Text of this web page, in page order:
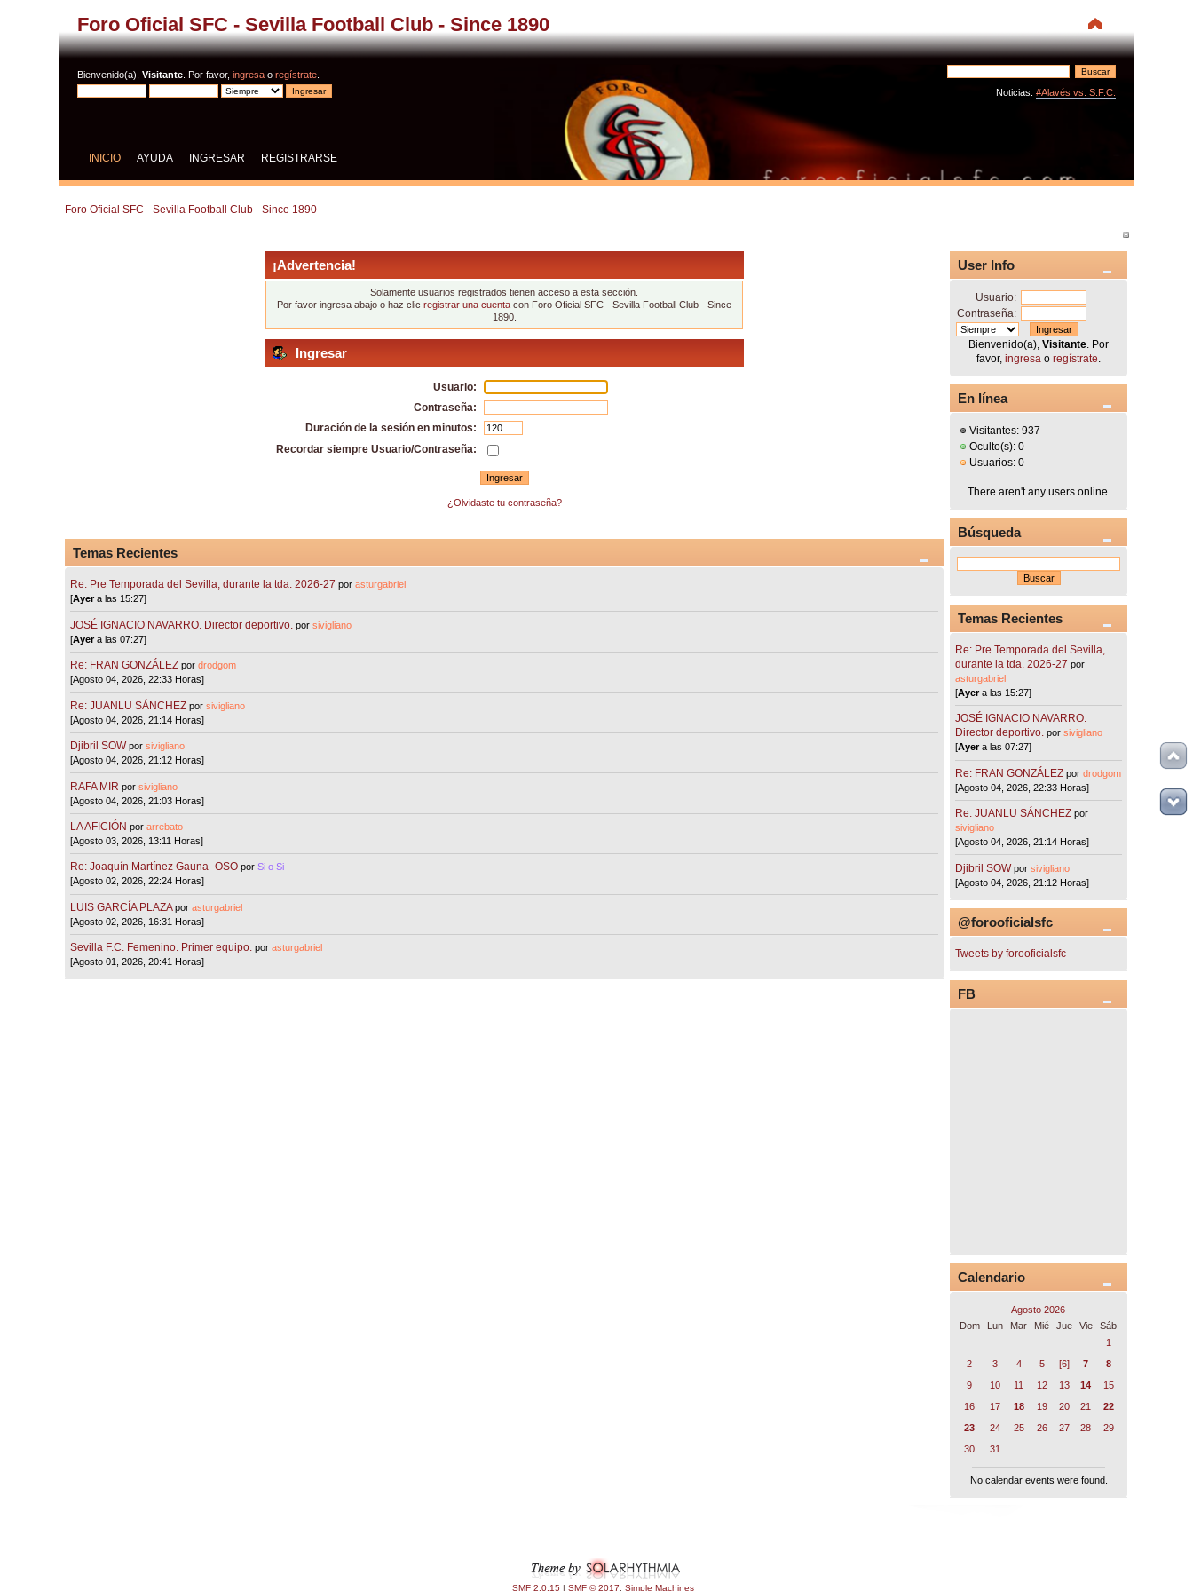
Foro Oficial SFC - Sevilla Football Club - Since 1890
Bienvenido(a),Visitante . Por favor,ingresa oregístrate
Noticias: #Alavés vs. S.F.C.
INICIO AYUDA INGRESAR REGISTRARSE
Foro Oficial SFC - Sevilla Football Club - Since 1890
¡Advertencia!
Solamente usuarios registrados tienen acceso a esta sección.
Por favor ingresa abajo o haz clicregistrar una cuenta con Foro Oficial SFC - Sevilla Football Club - Since
1890.
Ingresar
Usuario:
Contraseña:
Duración de la sesión en minutos:
Recordar siempre Usuario/Contraseña:
¿Olvidaste tu contraseña?
Temas Recientes
Re: Pre Temporada del Sevilla, durante la tda. 2026-27 porasturgabriel
[Ayera las 15:27]
JOSÉ IGNACIO NAVARRO. Director deportivo. porsivigliano
[Ayera las 07:27]
Re: FRAN GONZÁLEZ pordrodgom
[Agosto 04, 2026, 22:33 Horas]
Re: JUANLU SÁNCHEZ porsivigliano
[Agosto 04, 2026, 21:14 Horas]
Djibril SOW porsivigliano
[Agosto 04, 2026, 21:12 Horas]
RAFA MIR porsivigliano
[Agosto 04, 2026, 21:03 Horas]
LA AFICIÓN porarrebato
[Agosto 03, 2026, 13:11 Horas]
Re: Joaquín Martínez Gauna- OSO porSi o Si
[Agosto 02, 2026, 22:24 Horas]
LUIS GARCÍA PLAZA porasturgabriel
[Agosto 02, 2026, 16:31 Horas]
Sevilla F.C. Femenino. Primer equipo. porasturgabriel
[Agosto 01, 2026, 20:41 Horas]
User Info
Usuario:
Contraseña:
Bienvenido(a),Visitante . Por
favor,ingresa oregístrate
En línea
Visitantes: 937
Oculto(s): 0
Usuarios: 0
There aren't any users online.
Búsqueda
Temas Recientes
Re: Pre Temporada del Sevilla,
durante la tda. 2026-27 por
asturgabriel
[Ayera las 15:27]
JOSÉ IGNACIO NAVARRO.
Director deportivo. porsivigliano
[Ayera las 07:27]
Re: FRAN GONZÁLEZ pordrodgom
[Agosto 04, 2026, 22:33 Horas]
Re: JUANLU SÁNCHEZ por
sivigliano
[Agosto 04, 2026, 21:14 Horas]
Djibril SOW porsivigliano
[Agosto 04, 2026, 21:12 Horas]
@forooficialsfc
Tweets by forooficialsfc
FB
Calendario
Agosto 2026
Dom
Lun Mar Mié Jue Vie
Sáb
1
2
3 4 5 [6] 7
8
9
10 11 12 13 14
15
16
17 18 19 20 21
22
23
24 25 26 27 28
29
30
31
No calendar events were found.
SMF 2.0.15 | SMF © 2017 Simple Machines